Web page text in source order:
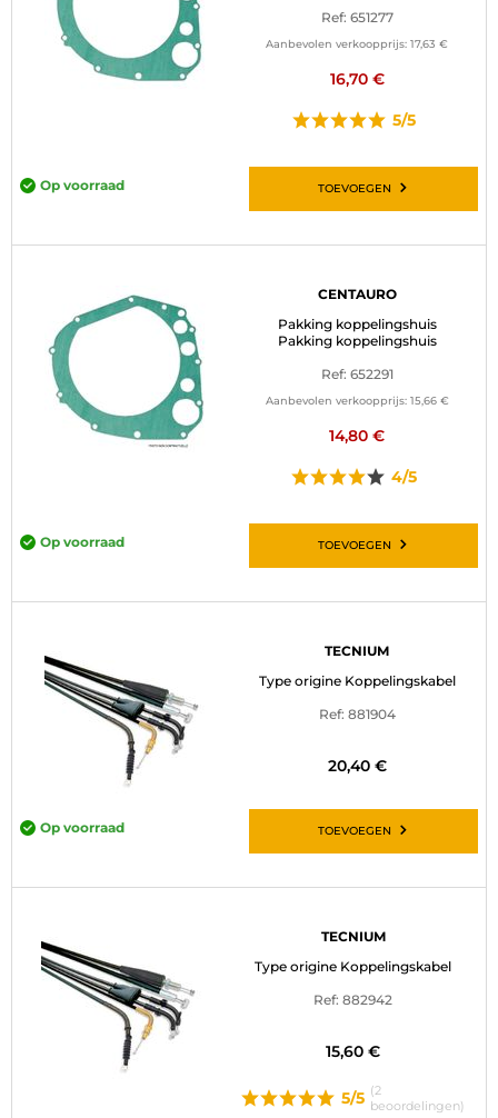
Ref: 651277
Aanbevolen verkoopprijs: 17,63 €
16,70 €
5/5
Op voorraad TOEVOEGEN
CENTAURO
Pakking koppelingshuis
Pakking koppelingshuis
Ref: 652291
Aanbevolen verkoopprijs: 15,66 €
14,80 €
4/5
Op voorraad TOEVOEGEN
TECNIUM
Type origine Koppelingskabel
Ref: 881904
20,40 €
Op voorraad TOEVOEGEN
TECNIUM
Type origine Koppelingskabel
Ref: 882942
15,60 €
5/5 (2
beoordelingen)